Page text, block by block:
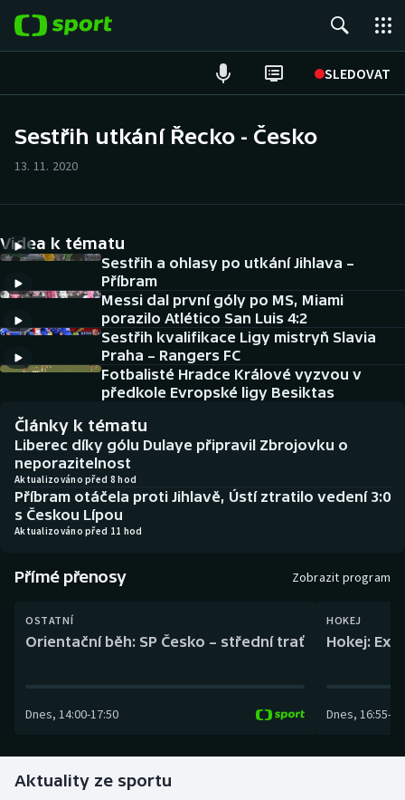
SLEDOVAT
Hokej
Tenis
Atletika
Cyklistika
DALŠÍ SPORTY
Americký fotbal
Baseball a softbal
Basketbal
Biatlon
Curling
Florbal
NEPŘEHLÉDNĚTE
Soutěže
Historické návraty
Aplikace ČT sport
Sestřih utkání Řecko - Česko
13. 11. 2020
Videa k tématu
Sestřih a ohlasy po utkání Jihlava –
Příbram
Messi dal první góly po MS, Miami
porazilo Atlético San Luis 4:2
Sestřih kvalifikace Ligy mistryň Slavia
Praha – Rangers FC
Fotbalisté Hradce Králové vyzvou v
předkole Evropské ligy Besiktas
Články k tématu
Liberec díky gólu Dulaye připravil Zbrojovku o
neporazitelnost
Aktualizováno před 8 hod
Příbram otáčela proti Jihlavě, Ústí ztratilo vedení 3:0
s Českou Lípou
Aktualizováno před 11 hod
Přímé přenosy Zobrazit program
OSTATNÍ
Orientační běh: SP Česko – střední trať
Dnes, 14:00-17:50
HOKEJ
Hokej:
Dnes, 16:55-
Aktuality ze sportu